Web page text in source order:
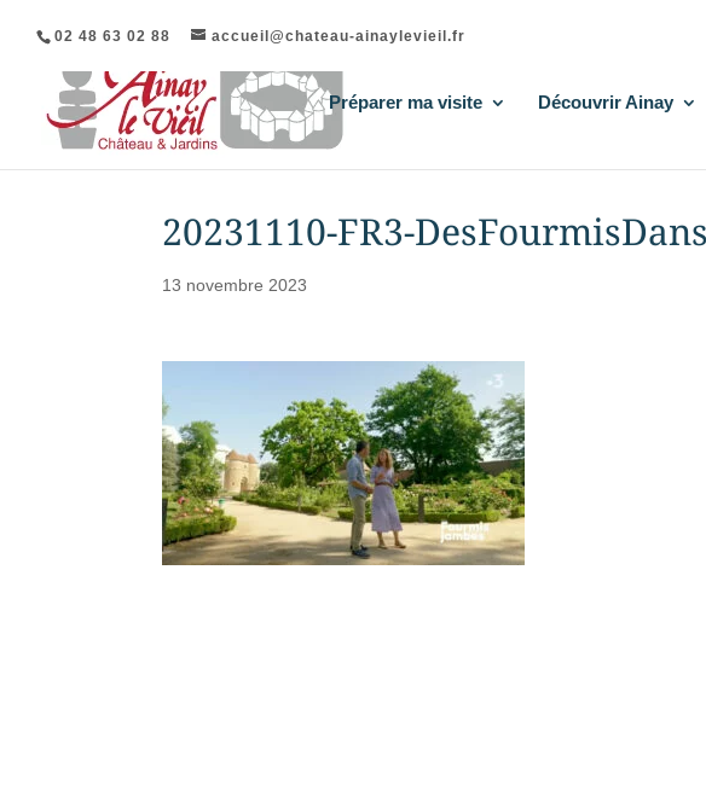
02 48 63 02 88 accueil@chateau-ainaylevieil.fr
Préparer ma visite Découvrir Ainay
20231110-FR3-
13 novembre 2023